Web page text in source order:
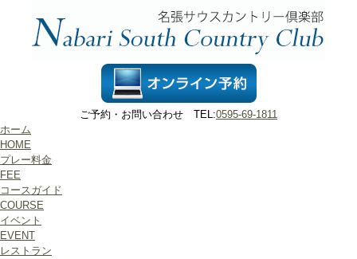
ご予約・お問い合わせ TEL:0595-69-1811
ホーム
HOME
プレー料金
FEE
コースガイド
COURSE
イベント
EVENT
レストラン